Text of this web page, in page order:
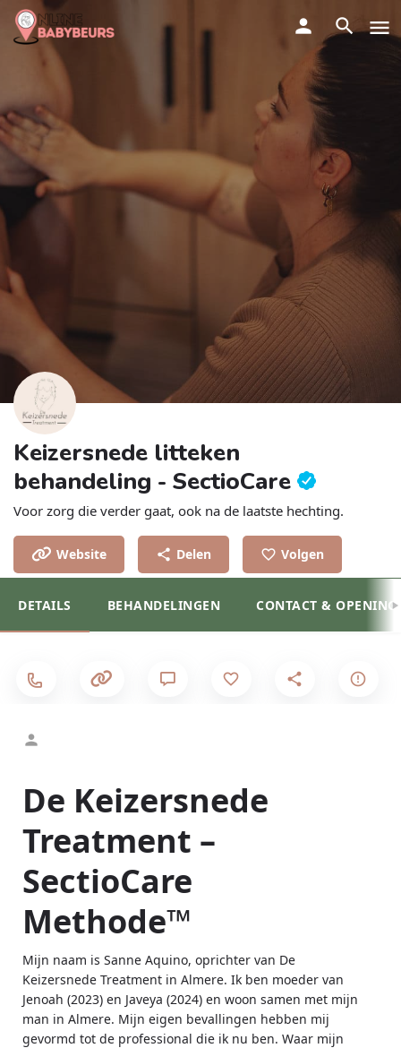
Keizersnede litteken
behandeling - SectioCare
Voor zorg die verder gaat, ook na de laatste hechting.
Website Delen Volgen
DETAILS BEHANDELINGEN CONTACT &
De Keizersnede
Treatment –
SectioCare
Methode™
Mijn naam is Sanne Aquino, oprichter van De
Keizersnede Treatment in Almere. Ik ben moeder van
Jenoah (2023) en Javeya (2024) en woon samen met mijn
man in Almere. Mijn eigen bevallingen hebben mij
gevormd tot de professional die ik nu ben. Waar mijn